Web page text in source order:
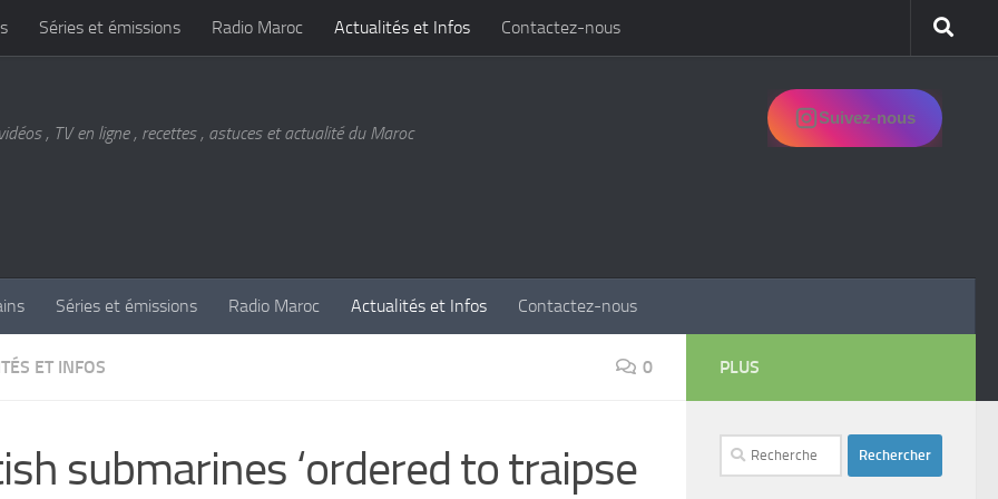
Séries et émissions Radio Maroc Actualités et Infos Contactez-nous
, TV en ligne , recettes , astuces et actualité du Maroc
Suivez-nous
Séries et émissions Radio Maroc Actualités et Infos Contactez-nous
ET INFOS 0
submarines ‘ordered to traipse
PLUS
Rechercher :